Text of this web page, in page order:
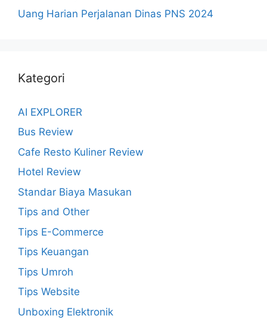
Uang Harian Perjalanan Dinas PNS 2024
Kategori
AI EXPLORER
Bus Review
Cafe Resto Kuliner Review
Hotel Review
Standar Biaya Masukan
Tips and Other
Tips E-Commerce
Tips Keuangan
Tips Umroh
Tips Website
Unboxing Elektronik